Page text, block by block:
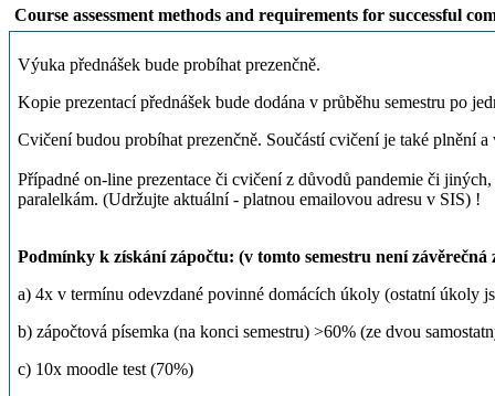
Course assessment methods and requirements for successful
Výuka přednášek bude probíhat prezenčně.
Kopie prezentací přednášek bude dodána v průběhu semestru po
Cvičení budou probíhat prezenčně. Součástí cvičení je také plnění
Případné on-line prezentace či cvičení z důvodů pandemie či
paralelkám. (Udržujte aktuální - platnou emailovou adresu v SIS) !
Podmínky k získání zápočtu: (v tomto semestru není závěrečná
a) 4x v termínu odevzdané povinné domácích úkoly (ostatní úkoly
b) zápočtová písemka (na konci semestru) >60% (ze dvou
c) 10x moodle test (70%)